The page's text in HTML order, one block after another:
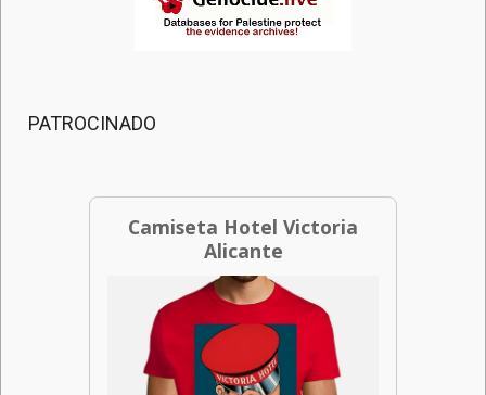
PATROCINADO
Camiseta Hotel Victoria
Alicante